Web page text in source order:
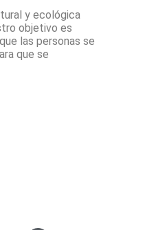
y ecológica
objetivo es
las personas se
que se